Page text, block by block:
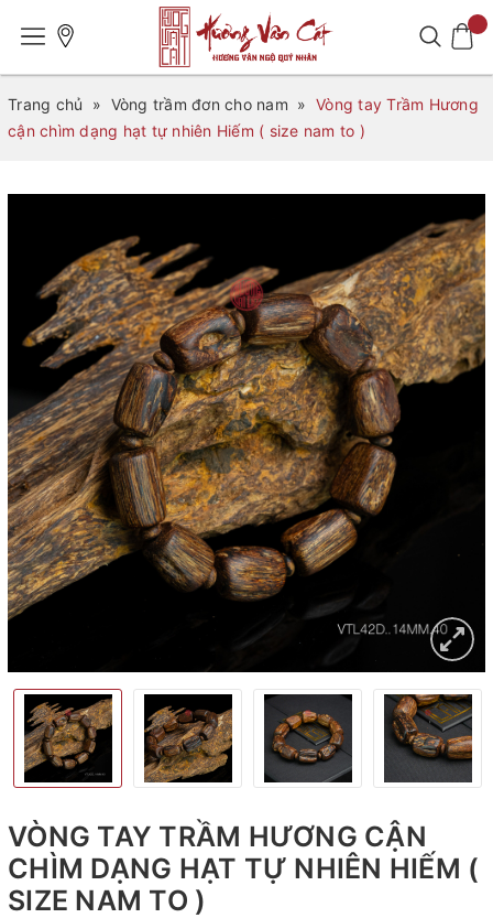
Trang chủ » Vòng trầm đơn cho nam » Vòng tay Trầm Hương
cận chìm dạng hạt tự nhiên Hiếm ( size nam to )
VÒNG TAY TRẦM HƯƠNG CẬN
CHÌM DẠNG HẠT TỰ NHIÊN HIẾM (
SIZE NAM TO )